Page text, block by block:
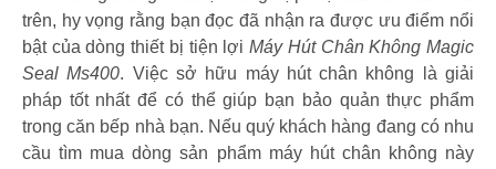
trên, hy vọng rằng bạn đọc đã nhận ra được ưu điểm nổi
bật của dòng thiết bị tiện lợiMáy Hút Chân Không Magic
Seal Ms400. Việc sở hữu máy hút chân không là giải
pháp tốt nhất để có thể giúp bạn bảo quản thực phẩm
trong căn bếp nhà bạn. Nếu quý khách hàng đang có nhu
cầu tìm mua dòng sản phẩm máy hút chân không này